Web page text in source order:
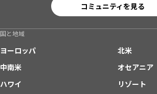
コミュニティを見る
国と地域
ヨーロッパ
北米
中南米
オセアニア
ハワイ
リゾート